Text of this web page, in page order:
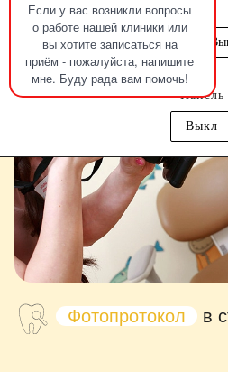
Если у вас возникли вопросы
о работе нашей клиники или
вы хотите записаться на
приём - пожалуйста, напишите
мне. Буду рада вам помочь!
Цвет
C C C C C
Панель
Выкл
Фотопротокол в